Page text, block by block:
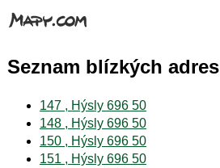
Seznam blízkých adres
147 , Hýsly 696 50
148 , Hýsly 696 50
150 , Hýsly 696 50
151 , Hýsly 696 50